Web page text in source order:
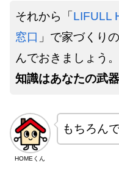
それから「LIFULL
窓口 」で家づくり
んでおきましょう
知識はあなたの武器
HOMEくん
もちろん